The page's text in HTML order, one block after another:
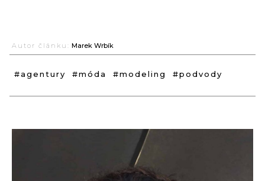
Autor článku: Marek Wrbík
#agentury #móda #modeling #podvody